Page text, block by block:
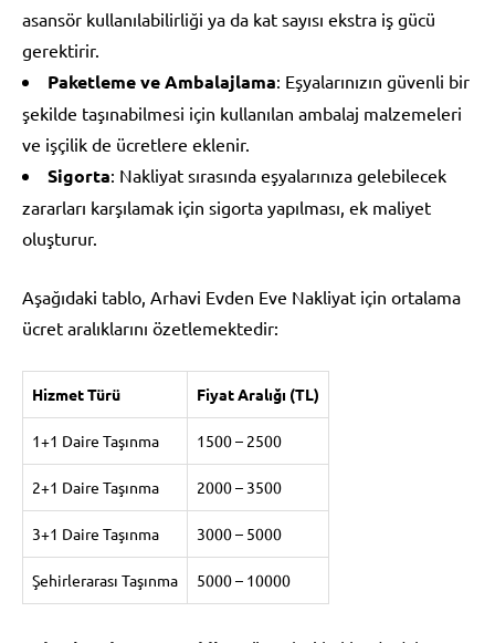
asansör kullanılabilirliği ya da kat sayısı ekstra iş gücü
gerektirir.
Paketleme ve Ambalajlama: Eşyalarınızın güvenli bir
şekilde taşınabilmesi için kullanılan ambalaj malzemeleri
ve işçilik de ücretlere eklenir.
Sigorta: Nakliyat sırasında eşyalarınıza gelebilecek
zararları karşılamak için sigorta yapılması, ek maliyet
oluşturur.
Aşağıdaki tablo, Arhavi Evden Eve Nakliyat için ortalama
ücret aralıklarını özetlemektedir:
Hizmet Türü Fiyat Aralığı (TL)
1+1 Daire Taşınma 1500 – 2500
2+1 Daire Taşınma 2000 – 3500
3+1 Daire Taşınma 3000 – 5000
Şehirlerarası Taşınma 5000 – 10000